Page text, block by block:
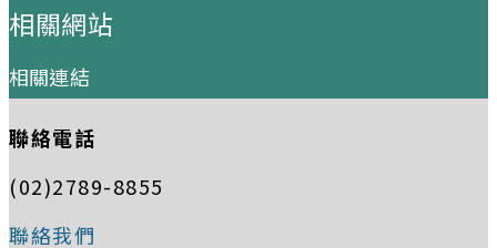
相關網站
相關連結
聯絡電話
(02)2789-8855
聯絡我們